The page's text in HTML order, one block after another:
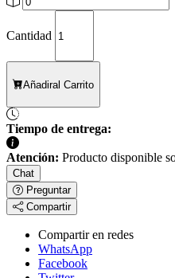
Cantidad
Añadiral Carrito
Tiempo de entrega:
Atención: Producto disponible
Chat
Preguntar
Compartir
Compartir en redes
WhatsApp
Facebook